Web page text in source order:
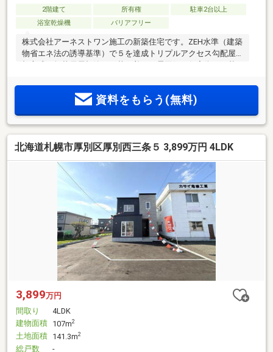
2階建て 所有権
駐車2台以上
浴室乾燥機
バリアフリー
株式会社アーネストワン施工の新築住宅です。ZEH水準（建築
物省エネ法の誘導基準）で５を達成トリプルアクセス勾配屋
カウンターキッチンシロッコファン浄水器一体型シングルレ
バー水栓ステンレスワークトップステンレスシンクサイレン
資料をもらう(無料)
北海道札幌市厚別区厚別西三条５ 3,899万円 4LDK
3,899万円
間取り
4LDK
建物面積 107m2
土地面積 141.3m2
総戸数 -